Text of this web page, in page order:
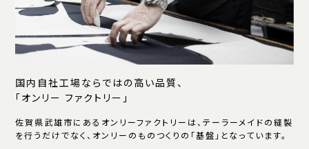
国内自社工場ならではの高い品質、
「オンリー ファクトリー」
佐賀県武雄市にあるオンリーファクトリーは、テーラーメイドの縫製
を行うだけでなく、オンリーのものつくりの「基盤」となっています。